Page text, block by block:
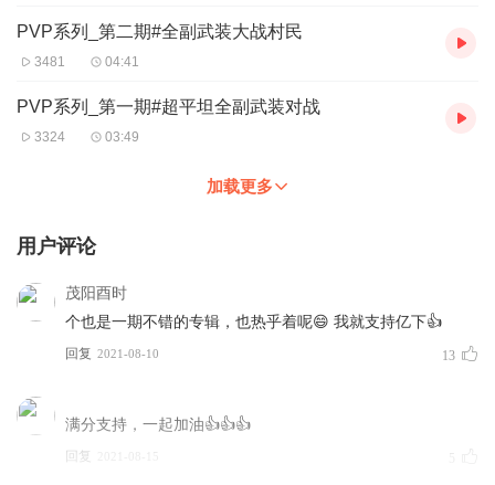
PVP系列_第二期#全副武装大战村民
3481 04:41
PVP系列_第一期#超平坦全副武装对战
3324 03:49
加载更多
用户评论
茂阳酉时
个也是一期不错的专辑，也热乎着呢😄 我就支持亿下👍
回复 2021-08-10 13
满分支持，一起加油👍👍👍
回复